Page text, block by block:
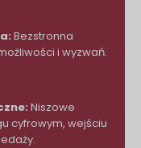
Bezstronna
i wyzwań.
Niszowe
cyfrowym, wejściu